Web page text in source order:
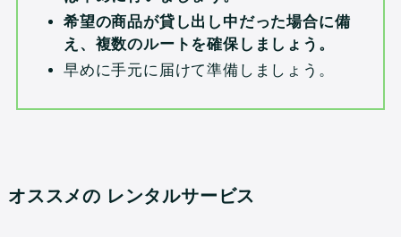
希望の商品が貸し出し中だった場合に備
え、複数のルートを確保しましょう。
早めに手元に届けて準備しましょう。
オススメの レンタルサービス